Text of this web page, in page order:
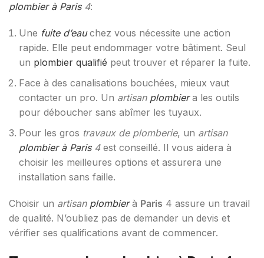
plombier à Paris4:
Une fuite d’eauchez vous nécessite une action
rapide. Elle peut endommager votre bâtiment. Seul
un plombier qualifié peut trouver et réparer la fuite.
Face à des canalisations bouchées, mieux vaut
contacter un pro. Un artisan plombiera les outils
pour déboucher sans abîmer les tuyaux.
Pour les gros travaux de plomberie, un artisan
plombier à Paris4est conseillé. Il vous aidera à
choisir les meilleures options et assurera une
installation sans faille.
Choisir un artisan plombierà Paris 4 assure un travail
de qualité. N’oubliez pas de demander un devis et
vérifier ses qualifications avant de commencer.